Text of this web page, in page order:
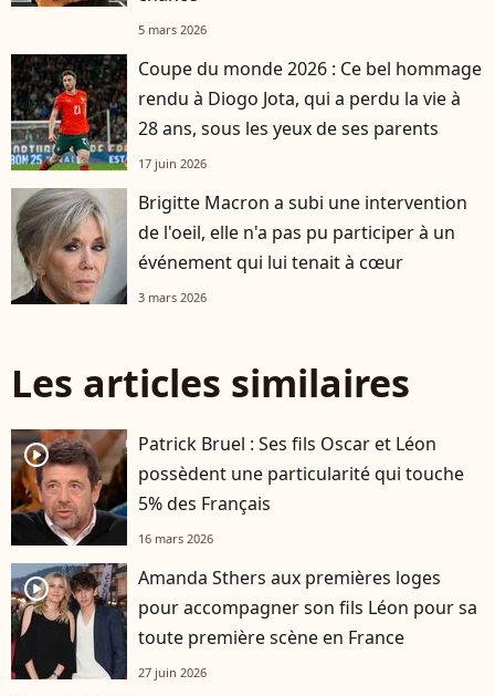
5 mars 2026
Coupe du monde 2026 : Ce bel hommage
rendu à Diogo Jota, qui a perdu la vie à
28 ans, sous les yeux de ses parents
17 juin 2026
Brigitte Macron a subi une intervention
de l'oeil, elle n'a pas pu participer à un
événement qui lui tenait à cœur
3 mars 2026
Les articles similaires
player2
Patrick Bruel : Ses fils Oscar et Léon
possèdent une particularité qui touche
5% des Français
16 mars 2026
player2
Amanda Sthers aux premières loges
pour accompagner son fils Léon pour sa
toute première scène en France
27 juin 2026